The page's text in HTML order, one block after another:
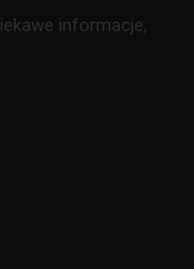
informacje,